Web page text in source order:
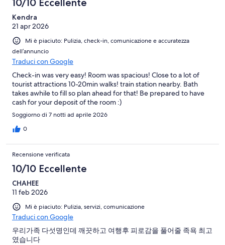
10/10 Eccellente
Kendra
21 apr 2026
Mi è piaciuto: Pulizia, check-in, comunicazione e accuratezza
dell’annuncio
Traduci con Google
Check-in was very easy! Room was spacious! Close to a lot of
tourist attractions 10-20min walks! train station nearby. Bath
takes awhile to fill so plan ahead for that! Be prepared to have
cash for your deposit of the room :)
Soggiorno di 7 notti ad aprile 2026
0
Recensione verificata
10/10 Eccellente
CHAHEE
11 feb 2026
Mi è piaciuto: Pulizia, servizi, comunicazione
Traduci con Google
우리가족 다섯명인데 깨끗하고 여행후 피로감을 풀어줄 족욕 최고
였습니다